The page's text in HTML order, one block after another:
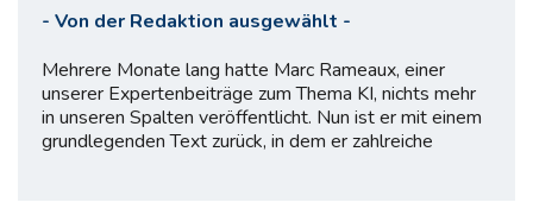
- Von der Redaktion ausgewählt -
Mehrere Monate lang hatte Marc Rameaux, einer
unserer Expertenbeiträge zum Thema KI, nichts mehr
in unseren Spalten veröffentlicht. Nun ist er mit einem
grundlegenden Text zurück, in dem er zahlreiche